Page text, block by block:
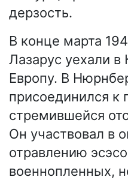
дерзость.
В конце марта
Лазарус уехали в
Европу. В
присоединился к
стремившейся
Он участвовал в
отравлению
военнопленных,